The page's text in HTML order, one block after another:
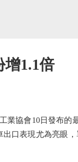
增1.1倍
會10日發布的
口表現尤為亮眼